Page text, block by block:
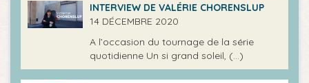
INTERVIEW DE VALÉRIE CHORENSLUP
14 DÉCEMBRE 2020
A l’occasion du tournage de la série
quotidienne Un si grand soleil, (…)